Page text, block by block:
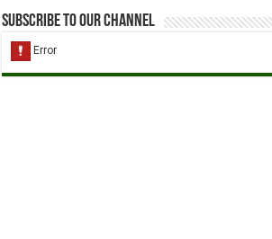
Subscribe to our Channel